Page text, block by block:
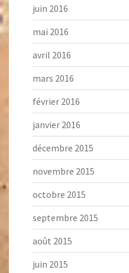
juin 2016
mai 2016
avril 2016
mars 2016
février 2016
janvier 2016
décembre 2015
novembre 2015
octobre 2015
septembre 2015
août 2015
juin 2015